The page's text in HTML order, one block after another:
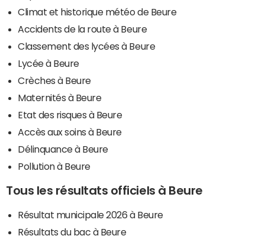
Climat et historique météo de Beure
Accidents de la route à Beure
Classement des lycées à Beure
Lycée à Beure
Crèches à Beure
Maternités à Beure
Etat des risques à Beure
Accès aux soins à Beure
Délinquance à Beure
Pollution à Beure
Tous les résultats officiels à Beure
Résultat municipale 2026 à Beure
Résultats du bac à Beure